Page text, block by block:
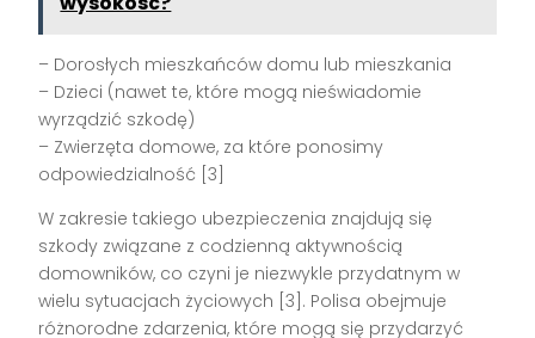
– Dorosłych mieszkańców domu lub mieszkania
– Dzieci (nawet te, które mogą nieświadomie
wyrządzić szkodę)
– Zwierzęta domowe, za które ponosimy
odpowiedzialność [3]
W zakresie takiego ubezpieczenia znajdują się
szkody związane z codzienną aktywnością
domowników, co czyni je niezwykle przydatnym w
wielu sytuacjach życiowych [3]. Polisa obejmuje
różnorodne zdarzenia, które mogą się przydarzyć